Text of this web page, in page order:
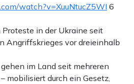
watch?v=XuuNtucZ5WI 6
Proteste in der Ukraine seit
Angriffskrieges vor dreieinhalb
im Land seit mehreren
mobilisiert durch ein Gesetz,